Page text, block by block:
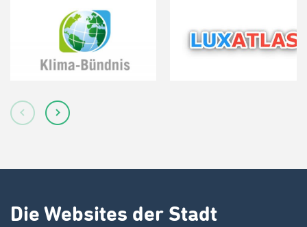
Die Websites der Stadt